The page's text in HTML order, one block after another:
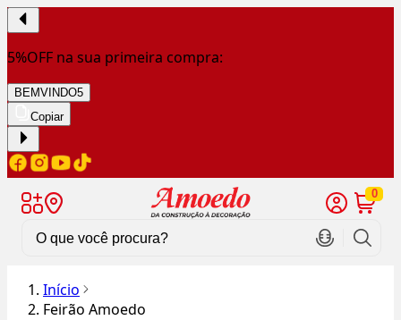
5%OFF na sua primeira compra:
BEMVINDO5
Copiar
0
Início
Feirão Amoedo